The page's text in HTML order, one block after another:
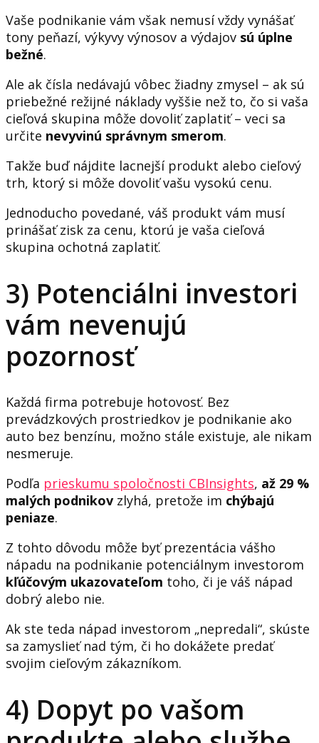
Vaše podnikanie vám však nemusí vždy vynášať
tony peňazí, výkyvy výnosov a výdajov sú úplne
bežné.
Ale ak čísla nedávajú vôbec žiadny zmysel – ak sú
priebežné režijné náklady vyššie než to, čo si vaša
cieľová skupina môže dovoliť zaplatiť – veci sa
určite nevyvinú správnym smerom.
Takže buď nájdite lacnejší produkt alebo cieľový
trh, ktorý si môže dovoliť vašu vysokú cenu.
Jednoducho povedané, váš produkt vám musí
prinášať zisk za cenu, ktorú je vaša cieľová
skupina ochotná zaplatiť.
3) Potenciálni investori
vám nevenujú
pozornosť
Každá firma potrebuje hotovosť. Bez
prevádzkových prostriedkov je podnikanie ako
auto bez benzínu, možno stále existuje, ale nikam
nesmeruje.
Podľa prieskumu spoločnosti CBInsights, až 29 %
malých podnikov zlyhá, pretože im chýbajú
peniaze.
Z tohto dôvodu môže byť prezentácia vášho
nápadu na podnikanie potenciálnym investorom
kľúčovým ukazovateľom toho, či je váš nápad
dobrý alebo nie.
Ak ste teda nápad investorom „nepredali“, skúste
sa zamyslieť nad tým, či ho dokážete predať
svojim cieľovým zákazníkom.
4) Dopyt po vašom